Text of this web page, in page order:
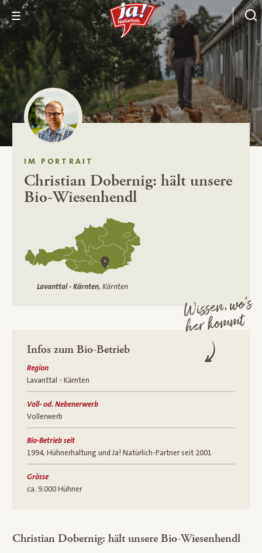
IM PORTRAIT
Christian Dobernig: hält unsere
Bio-Wiesenhendl
Lavanttal - Kärnten, Kärnten
Wissen, wo’s
her kommt
Infos zum Bio-Betrieb
Region
Lavanttal - Kärnten
Voll- od. Nebenerwerb
Vollerwerb
Bio-Betrieb seit
1994, Hühnerhaltung und Ja! Natürlich-Partner seit 2001
Grösse
ca. 9.000 Hühner
Christian Dobernig: hält unsere Bio-Wiesenhendl